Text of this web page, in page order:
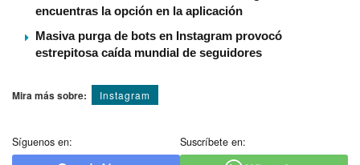
encuentras la opción en la aplicación
Masiva purga de bots en Instagram provocó
estrepitosa caída mundial de seguidores
Mira más sobre: Instagram
Síguenos en: Suscríbete en: